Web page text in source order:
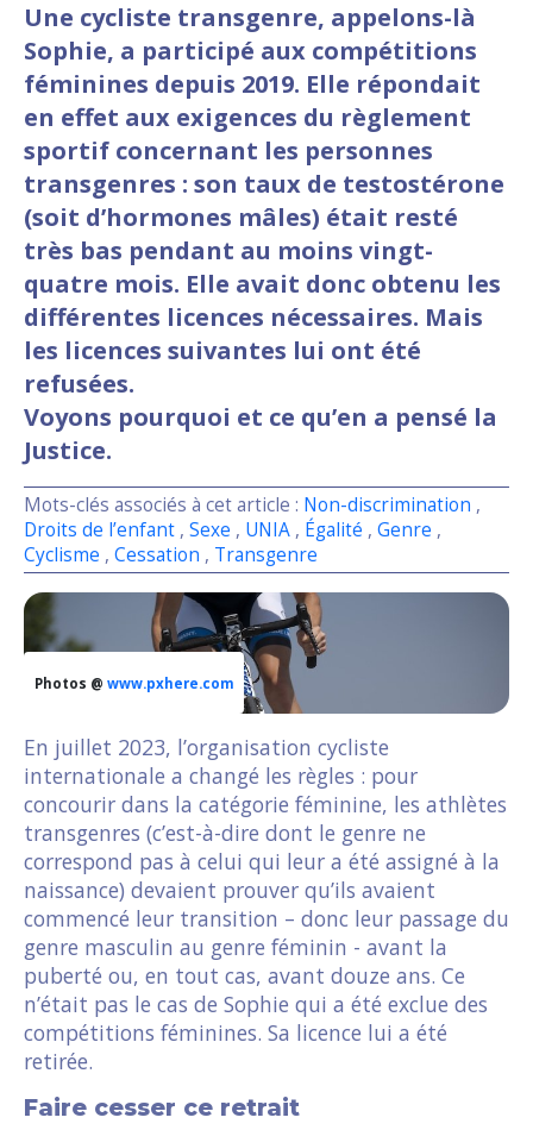
Une cycliste transgenre, appelons-là
Sophie, a participé aux compétitions
féminines depuis 2019. Elle répondait
en effet aux exigences du règlement
sportif concernant les personnes
transgenres : son taux de testostérone
(soit d’hormones mâles) était resté
très bas pendant au moins vingt-
quatre mois. Elle avait donc obtenu les
différentes licences nécessaires. Mais
les licences suivantes lui ont été
refusées.
Voyons pourquoi et ce qu’en a pensé la
Justice.
Mots-clés associés à cet article : Non-discrimination ,
Droits de l’enfant , Sexe , UNIA , Égalité , Genre ,
Cyclisme , Cessation , Transgenre
Photos @ www.pxhere.com
En juillet 2023, l’organisation cycliste
internationale a changé les règles : pour
concourir dans la catégorie féminine, les athlètes
transgenres (c’est-à-dire dont le genre ne
correspond pas à celui qui leur a été assigné à la
naissance) devaient prouver qu’ils avaient
commencé leur transition – donc leur passage du
genre masculin au genre féminin - avant la
puberté ou, en tout cas, avant douze ans. Ce
n’était pas le cas de Sophie qui a été exclue des
compétitions féminines. Sa licence lui a été
retirée.
Faire cesser ce retrait